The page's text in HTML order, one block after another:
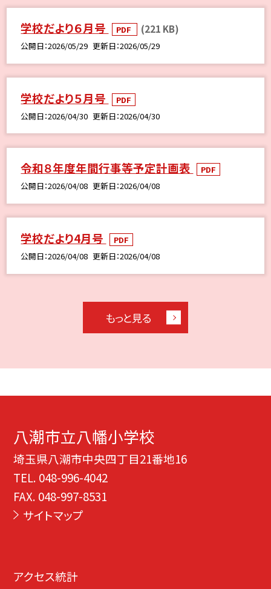
学校だより６月号 PDF (221 KB)
公開日 2026/05/29 更新日 2026/05/29
学校だより５月号
PDF
公開日 2026/04/30 更新日 2026/04/30
令和８年度年間行事等予定計画表
PDF
公開日 2026/04/08 更新日 2026/04/08
学校だより4月号
PDF
公開日 2026/04/08 更新日 2026/04/08
もっと見る
八潮市立八幡小学校
埼玉県八潮市中央四丁目21番地16
TEL. 048-996-4042
FAX. 048-997-8531
サイトマップ
アクセス統計